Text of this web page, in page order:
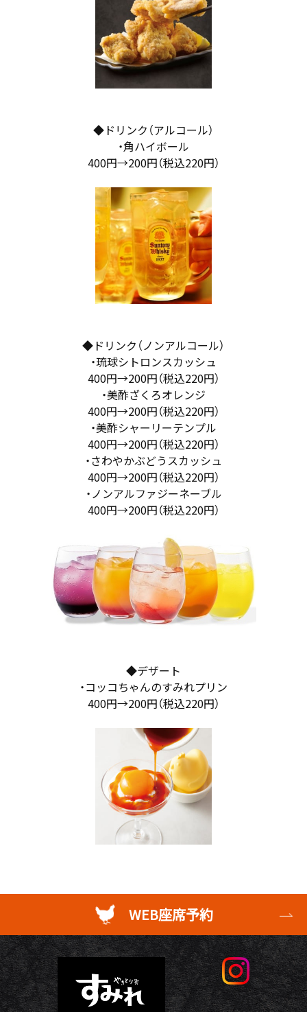
◆ドリンク（アルコール）
・角ハイボール
400円→200円（税込220円）
◆ドリンク（ノンアルコール）
・琉球シトロンスカッシュ
400円→200円（税込220円）
・美酢ざくろオレンジ
400円→200円（税込220円）
・美酢シャーリーテンプル
400円→200円（税込220円）
・さわやかぶどうスカッシュ
400円→200円（税込220円）
・ノンアルファジーネーブル
400円→200円（税込220円）
◆デザート
・コッコちゃんのすみれプリン
400円→200円（税込220円）
WEB座席予約